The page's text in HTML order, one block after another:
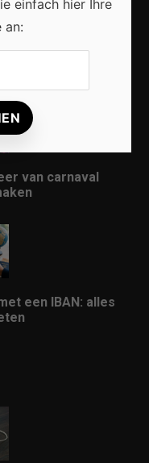
een onvergetelijk
van carnaval
een IBAN: alles
einfach hier Ihre
an: